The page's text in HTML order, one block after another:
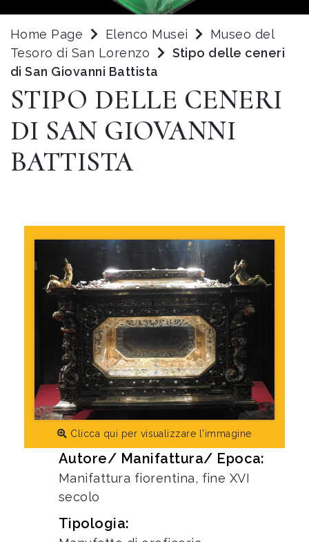
Home Page Elenco Musei
Museo del
Tesoro di San Lorenzo
Stipo delle ceneri
di San Giovanni Battista
STIPO DELLE CENERI
DI SAN GIOVANNI
BATTISTA
Clicca qui per visualizzare l'immagine
Autore/ Manifattura/ Epoca:
Manifattura fiorentina, fine XVI
secolo
Tipologia: